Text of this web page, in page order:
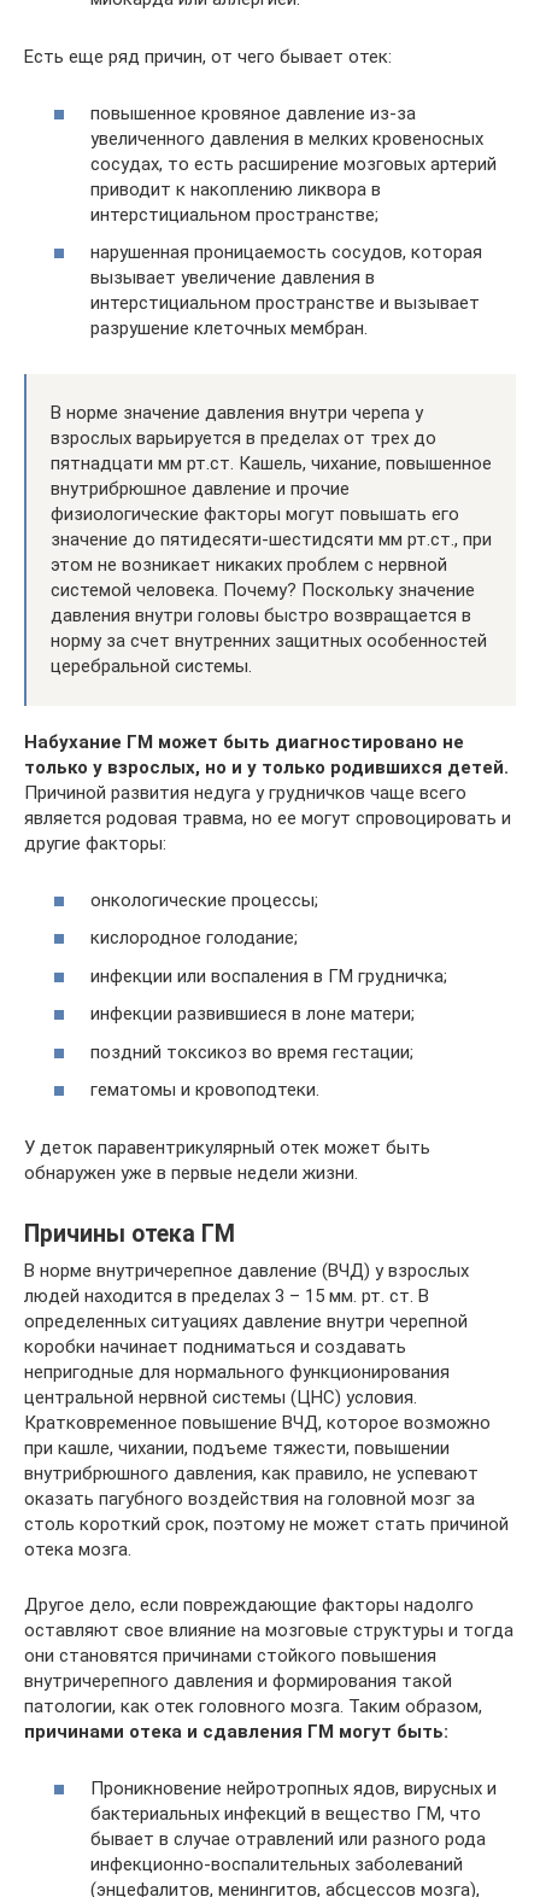
Есть еще ряд причин, от чего бывает отек:
повышенное кровяное давление из-за
увеличенного давления в мелких кровеносных
сосудах, то есть расширение мозговых артерий
приводит к накоплению ликвора в
интерстициальном пространстве;
нарушенная проницаемость сосудов, которая
вызывает увеличение давления в
интерстициальном пространстве и вызывает
разрушение клеточных мембран.
В норме значение давления внутри черепа у
взрослых варьируется в пределах от трех до
пятнадцати мм рт.ст. Кашель, чихание, повышенное
внутрибрюшное давление и прочие
физиологические факторы могут повышать его
значение до пятидесяти-шестидсяти мм рт.ст., при
этом не возникает никаких проблем с нервной
системой человека. Почему? Поскольку значение
давления внутри головы быстро возвращается в
норму за счет внутренних защитных особенностей
церебральной системы.
Набухание ГМ может быть диагностировано не
только у взрослых, но и у только родившихся детей.
Причиной развития недуга у грудничков чаще всего
является родовая травма, но ее могут спровоцировать и
другие факторы:
онкологические процессы;
кислородное голодание;
инфекции или воспаления в ГМ грудничка;
инфекции развившиеся в лоне матери;
поздний токсикоз во время гестации;
гематомы и кровоподтеки.
У деток паравентрикулярный отек может быть
обнаружен уже в первые недели жизни.
Причины отека ГМ
В норме внутричерепное давление (ВЧД) у взрослых
людей находится в пределах 3 – 15 мм. рт. ст. В
определенных ситуациях давление внутри черепной
коробки начинает подниматься и создавать
непригодные для нормального функционирования
центральной нервной системы (ЦНС) условия.
Кратковременное повышение ВЧД, которое возможно
при кашле, чихании, подъеме тяжести, повышении
внутрибрюшного давления, как правило, не успевают
оказать пагубного воздействия на головной мозг за
столь короткий срок, поэтому не может стать причиной
отека мозга.
Другое дело, если повреждающие факторы надолго
оставляют свое влияние на мозговые структуры и тогда
они становятся причинами стойкого повышения
внутричерепного давления и формирования такой
патологии, как отек головного мозга. Таким образом,
причинами отека и сдавления ГМ могут быть:
Проникновение нейротропных ядов, вирусных и
бактериальных инфекций в вещество ГМ, что
бывает в случае отравлений или разного рода
инфекционно-воспалительных заболеваний
(энцефалитов, менингитов, абсцессов мозга),